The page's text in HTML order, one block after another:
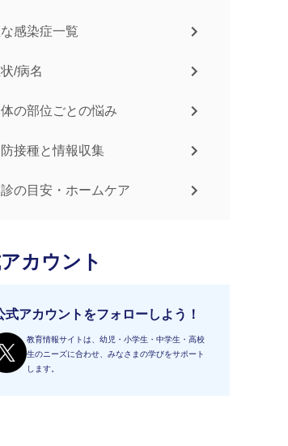
感染症一覧
/病名
の部位ごとの悩み
接種と情報収集
の目安・ホームケア
カウント
式アカウントをフォローしよう！
教育情報サイトは、幼児・小学生・中学生・高校
生のニーズに合わせ、みなさまの学びをサポート
します。